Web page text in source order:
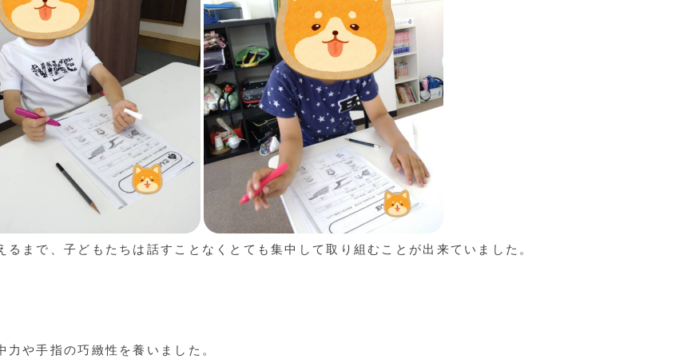
まで、子どもたちは話すことなくとても集中して取り組むことが出来ていました。
や手指の巧緻性を養いました。